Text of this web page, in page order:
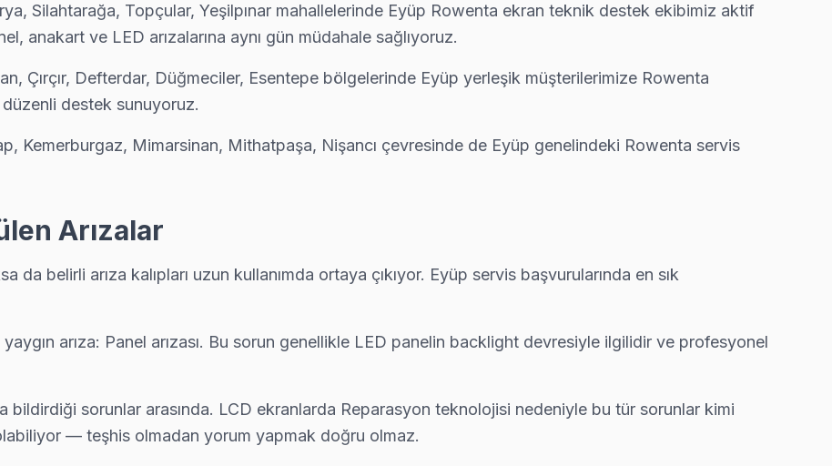
tam donanımlı servis. Ekibimiz orijinal yedek parça ile geliyor, çoğu arıza yerinde çözülüyor.
yapılmadan önce maliyet onayınız alınıyor. Eyüp servisimiz sürpriz fatura çıkarmıyor.
kapsama alanını haritada görebilirsiniz.
Silahtarağa, Topçular, Yeşilpınar mahallelerinde Eyüp Rowenta ekran teknik destek ekibimiz aktif
anakart ve LED arızalarına aynı gün müdahale sağlıyoruz.
Çırçır, Defterdar, Düğmeciler, Esentepe bölgelerinde Eyüp yerleşik müşterilerimize Rowenta
destek sunuyoruz.
Kemerburgaz, Mimarsinan, Mithatpaşa, Nişancı çevresinde de Eyüp genelindeki Rowenta servis
Arızalar
da belirli arıza kalıpları uzun kullanımda ortaya çıkıyor. Eyüp servis başvurularında en sık
arıza: Panel arızası. Bu sorun genellikle LED panelin backlight devresiyle ilgilidir ve profesyonel
bildirdiği sorunlar arasında. LCD ekranlarda Reparasyon teknolojisi nedeniyle bu tür sorunlar kimi
— teşhis olmadan yorum yapmak doğru olmaz.